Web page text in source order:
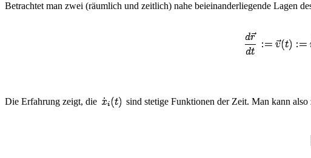
Betrachtet man zwei (räumlich und zeitlich) nahe beieinanderliegende Lagen
Die Erfahrung zeigt, die sind stetige Funktionen der Zeit. Man kann